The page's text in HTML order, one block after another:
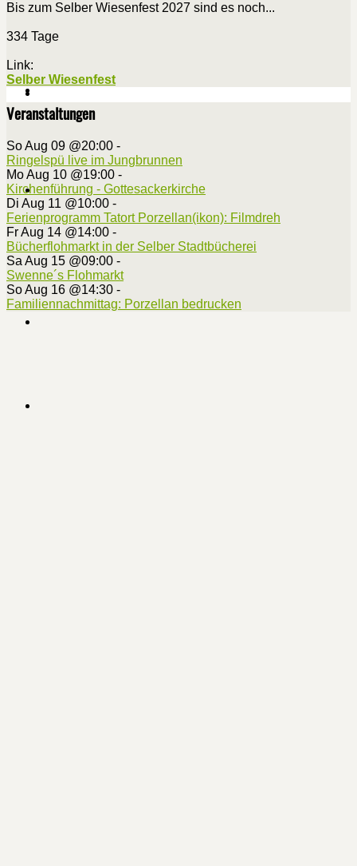
Bis zum Selber Wiesenfest 2027 sind es noch...
334 Tage
Link:
Selber Wiesenfest
Veranstaltungen
So Aug 09 @20:00 -
Ringelspü live im Jungbrunnen
Mo Aug 10 @19:00 -
Kirchenführung - Gottesackerkirche
Di Aug 11 @10:00 -
Ferienprogramm Tatort Porzellan(ikon): Filmdreh
Fr Aug 14 @14:00 -
Bücherflohmarkt in der Selber Stadtbücherei
Sa Aug 15 @09:00 -
Swenne´s Flohmarkt
So Aug 16 @14:30 -
Familiennachmittag: Porzellan bedrucken